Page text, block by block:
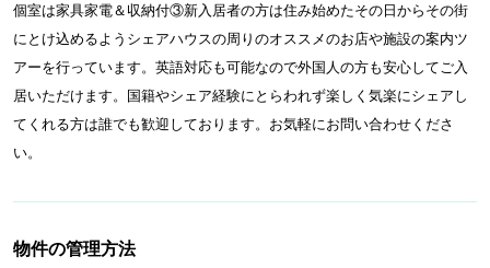
個室は家具家電＆収納付③新入居者の方は住み始めたその日からその街
にとけ込めるようシェアハウスの周りのオススメのお店や施設の案内ツ
アーを行っています。英語対応も可能なので外国人の方も安心してご入
居いただけます。国籍やシェア経験にとらわれず楽しく気楽にシェアし
てくれる方は誰でも歓迎しております。お気軽にお問い合わせくださ
い。
物件の管理方法